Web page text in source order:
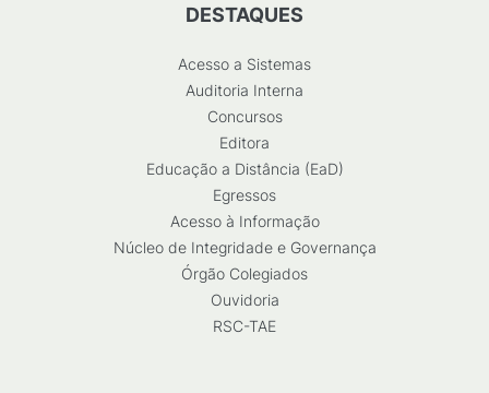
DESTAQUES
Acesso a Sistemas
Auditoria Interna
Concursos
Editora
Educação a Distância (EaD)
Egressos
Acesso à Informação
Núcleo de Integridade e Governança
Órgão Colegiados
Ouvidoria
RSC-TAE